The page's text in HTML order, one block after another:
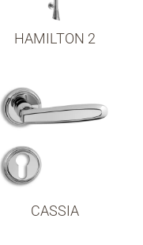
HAMILTON 2
CASSIA